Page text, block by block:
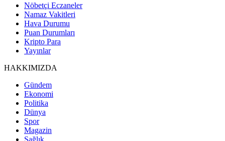
Nöbetçi Eczaneler
Namaz Vakitleri
Hava Durumu
Puan Durumları
Kripto Para
Yayınlar
HAKKIMIZDA
Gündem
Ekonomi
Politika
Dünya
Spor
Magazin
Sağlık